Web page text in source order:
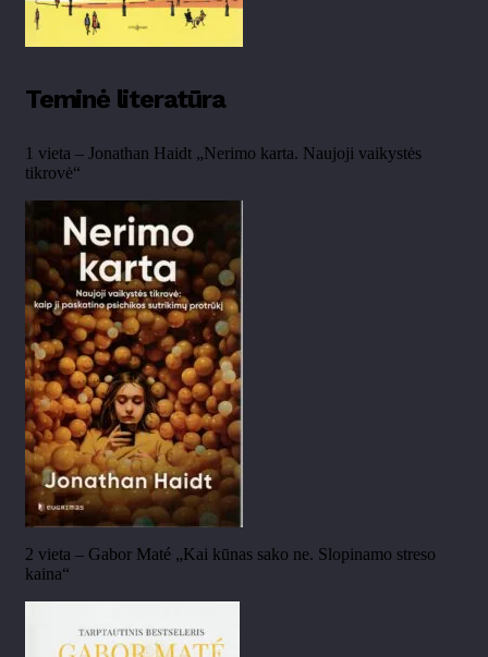
Teminė literatūra
1 vieta – Jonathan Haidt „Nerimo karta. Naujoji vaikystės
tikrovė“
2 vieta – Gabor Maté „Kai kūnas sako ne. Slopinamo streso
kaina“